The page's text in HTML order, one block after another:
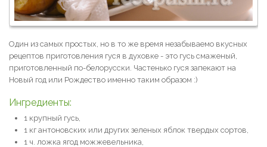
Один из самых простых, но в то же время незабываемо вкусных
рецептов приготовления гуся в духовке - это гусь смаженый,
приготовленный по-белорусски. Частенько гуся запекают на
Новый год или Рождество именно таким образом :)
Ингредиенты:
1 крупный гусь,
1 кг антоновских или других зеленых яблок твердых сортов,
1 ч. ложка ягод можжевельника,